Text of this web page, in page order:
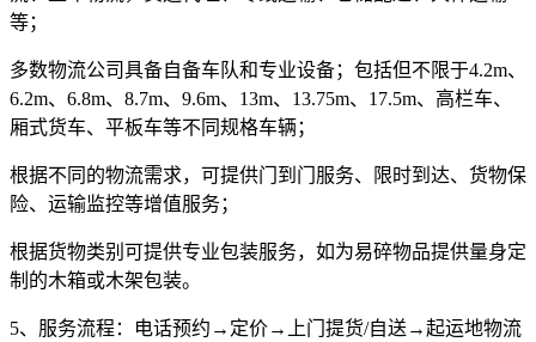
等；
多数物流公司具备自备车队和专业设备；包括但不限于4.2m、
6.2m、6.8m、8.7m、9.6m、13m、13.75m、17.5m、高栏车、
厢式货车、平板车等不同规格车辆；
根据不同的物流需求，可提供门到门服务、限时到达、货物保
险、运输监控等增值服务；
根据货物类别可提供专业包装服务，如为易碎物品提供量身定
制的木箱或木架包装。
5、服务流程：
电话预约→定价→上门提货/自送→起运地物流